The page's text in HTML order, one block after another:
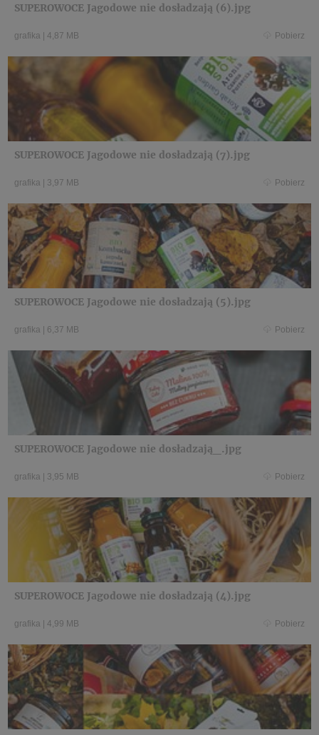
SUPEROWOCE Jagodowe nie dosładzają (6).jpg
grafika | 4,87 MB Pobierz
SUPEROWOCE Jagodowe nie dosładzają (7).jpg
grafika | 3,97 MB Pobierz
SUPEROWOCE Jagodowe nie dosładzają (5).jpg
grafika | 6,37 MB Pobierz
SUPEROWOCE Jagodowe nie dosładzają_.jpg
grafika | 3,95 MB Pobierz
SUPEROWOCE Jagodowe nie dosładzają (4).jpg
grafika | 4,99 MB Pobierz